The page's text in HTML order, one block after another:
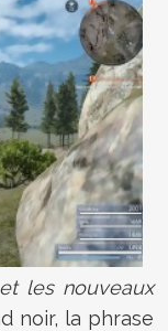
les nouveaux
noir, la phrase